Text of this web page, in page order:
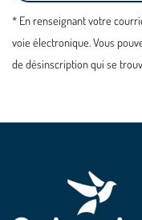
* En renseignant votre
voie électronique. Vous
de désinscription qui se